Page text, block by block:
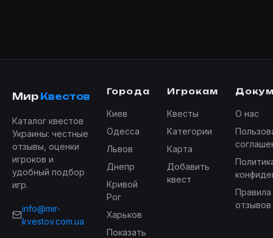
Мир Квестов
Каталог квестов
Украины: честные
отзывы, оценки
игроков и
удобный подбор
игр.
info@mir-
kvestov.com.ua
Города
Киев
Одесса
Львов
Днепр
Кривой
Рог
Харьков
Показать
Игрокам
Квесты
Категории
Карта
Добавить
квест
О нас
отзывов